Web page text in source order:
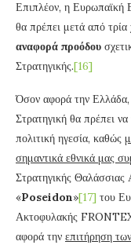
Επιπλέον, η Ευρωπαϊκή
θα πρέπει μετά από
αναφορά προόδου
Στρατηγικής.[16]
Όσον αφορά την Ελλάδα,
Στρατηγική θα πρέπει
πολιτική ηγεσία, καθώς
σημαντικά εθνικά μας
Στρατηγικής Θαλάσσιας
«Poseidon»[17] του
Ακτοφυλακής
αφορά την επιτήρηση